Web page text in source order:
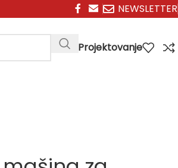
NEWSLETTER
Projektovanje